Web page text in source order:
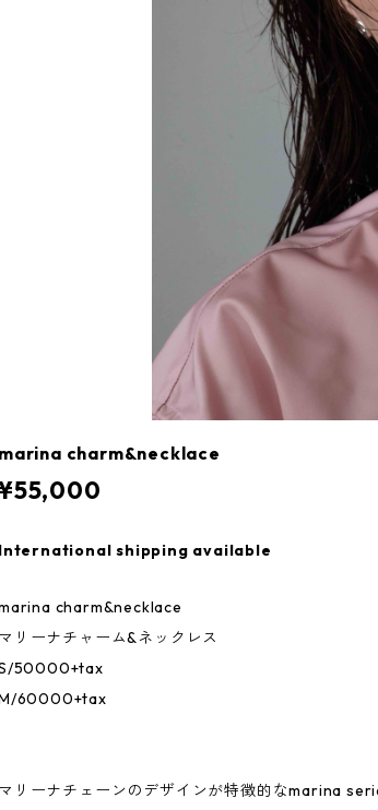
marina charm&necklace
International shipping available
charm&necklace
マリーナチャーム&ネックレス
50000+tax
60000+tax
マリーナチェーンのデザインが特徴的なmarina